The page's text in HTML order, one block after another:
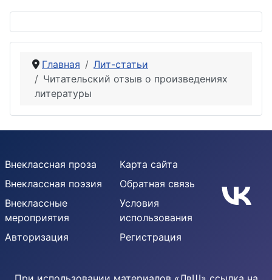
Главная
Лит-статьи
Читательский отзыв о произведениях
литературы
Внеклассная проза
Внеклассная поэзия
Внеклассные
мероприятия
Авторизация
Карта сайта
Обратная связь
Условия
использования
Регистрация